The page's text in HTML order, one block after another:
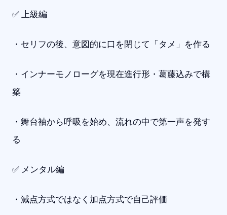
✅ 上級編
・セリフの後、意図的に口を閉じて「タメ」を作る
・インナーモノローグを現在進行形・葛藤込みで構
築
・舞台袖から呼吸を始め、流れの中で第一声を発す
る
✅ メンタル編
・減点方式ではなく加点方式で自己評価